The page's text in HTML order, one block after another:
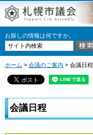
お探しの情報は何ですか。
ホーム > 会議のご案内 > 会議日程
会議日程